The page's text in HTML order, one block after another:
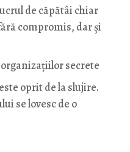
de căpătâi chiar
compromis, dar și
secrete
oprit de la slujire.
se lovesc de o